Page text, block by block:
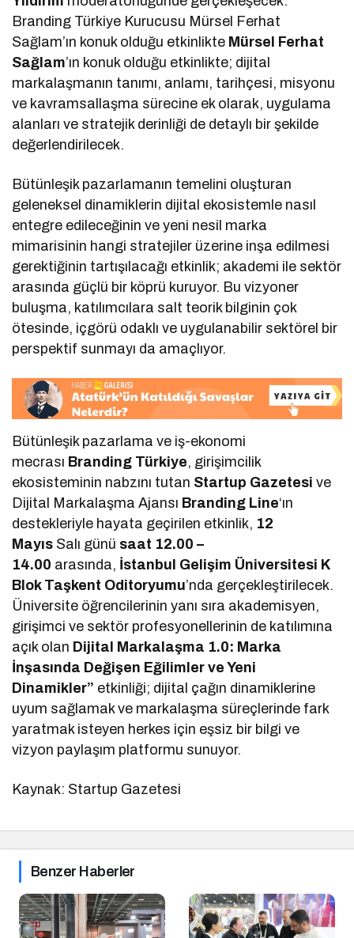
Branding Türkiye Kurucusu Mürsel Ferhat
Sağlam’ın konuk olduğu etkinlikte Mürsel Ferhat
Sağlam’ın konuk olduğu etkinlikte; dijital
markalaşmanın tanımı, anlamı, tarihçesi, misyonu
ve kavramsallaşma sürecine ek olarak, uygulama
alanları ve stratejik derinliği de detaylı bir şekilde
değerlendirilecek.
Bütünleşik pazarlamanın temelini oluşturan
geleneksel dinamiklerin dijital ekosistemle nasıl
entegre edileceğinin ve yeni nesil marka
mimarisinin hangi stratejiler üzerine inşa edilmesi
gerektiğinin tartışılacağı etkinlik; akademi ile sektör
arasında güçlü bir köprü kuruyor. Bu vizyoner
buluşma, katılımcılara salt teorik bilginin çok
ötesinde, içgörü odaklı ve uygulanabilir sektörel bir
perspektif sunmayı da amaçlıyor.
Bütünleşik pazarlama ve iş-ekonomi
mecrası Branding Türkiye, girişimcilik
ekosisteminin nabzını tutan Startup Gazetesi ve
Dijital Markalaşma Ajansı Branding Line‘ın
destekleriyle hayata geçirilen etkinlik, 12
Mayıs Salı günü saat 12.00 –
14.00 arasında, İstanbul Gelişim Üniversitesi K
Blok Taşkent Oditoryumu’nda gerçekleştirilecek.
Üniversite öğrencilerinin yanı sıra akademisyen,
girişimci ve sektör profesyonellerinin de katılımına
açık olan Dijital Markalaşma 1.0: Marka
İnşasında Değişen Eğilimler ve Yeni
Dinamikler” etkinliği; dijital çağın dinamiklerine
uyum sağlamak ve markalaşma süreçlerinde fark
yaratmak isteyen herkes için eşsiz bir bilgi ve
vizyon paylaşım platformu sunuyor.
Kaynak: Startup Gazetesi
Benzer Haberler